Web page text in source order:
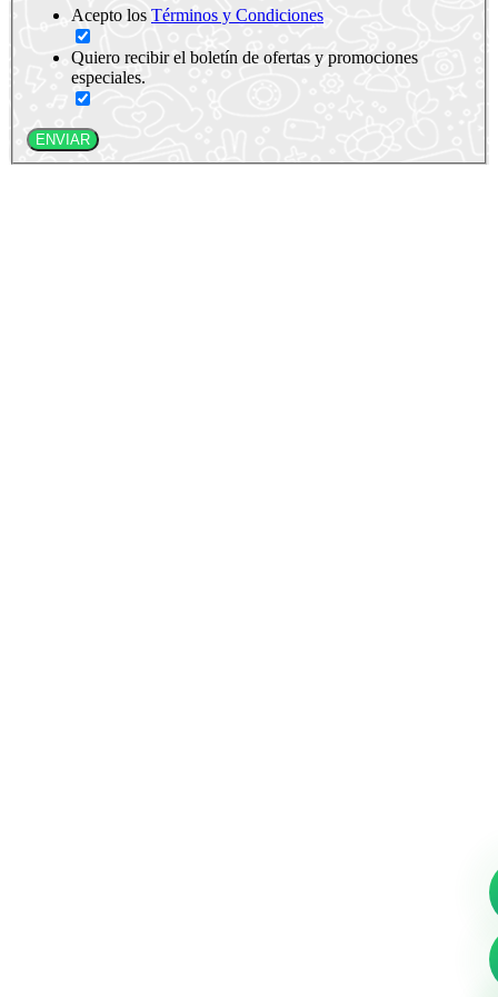
Acepto los Términos y Condiciones
Quiero recibir el boletín de ofertas y promociones
especiales.
ENVIAR